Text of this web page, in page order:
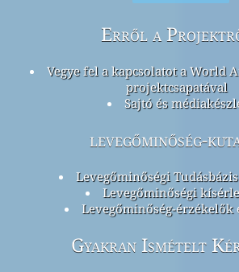
Erről a
Vegye fel a kapcsolatot a World
projektcsapatával
Sajtó és
levegőminőség-
Levegőminőségi
Levegőminőségi
Levegőminőség-érzékelők
Gyakran Ismételt